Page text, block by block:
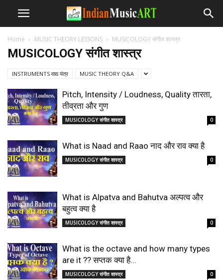
Home MUSIC THEORY LESSONS MUSICOLOGY संगीत शास्त्र
MUSICOLOGY संगीत शास्त्र
INSTRUMENTS वाद्य यंत्र MUSIC THEORY Q&A
Pitch, Intensity / Loudness, Quality तारता,
तीव्रता और गुण
MUSICOLOGY संगीत शास्त्र 0
What is Naad and Raao नाद और राव क्या है
MUSICOLOGY संगीत शास्त्र 0
What is Alpatva and Bahutva अल्पत्व और
बहुत्व क्या है
MUSICOLOGY संगीत शास्त्र 0
What is the octave and how many types
are it ?? सप्तक क्या है...
MUSICOLOGY संगीत शास्त्र 0